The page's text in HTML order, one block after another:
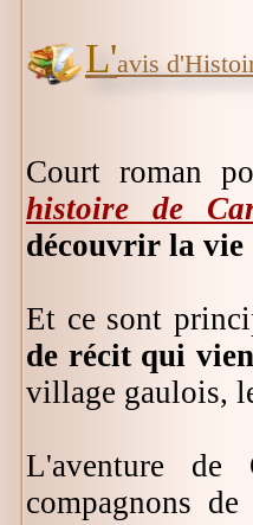
L'avis
Court roman
histoire de
découvrir la vie
Et ce sont
de récit qui
village gaulois,
L'aventure
compagnons